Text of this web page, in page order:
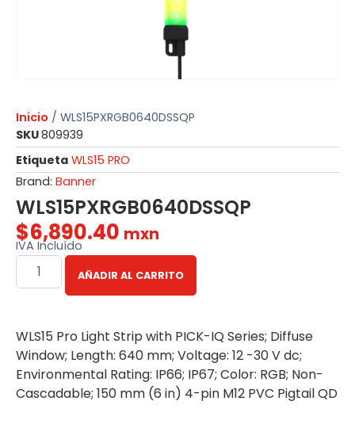
Inicio / WLS15PXRGB0640DSSQP
SKU809939
Etiqueta WLS15 PRO
Brand: Banner
WLS15PXRGB0640DSSQP
$6,890.40 mxn
IVA Incluído
AÑADIR AL CARRITO
WLS15 Pro Light Strip with PICK-IQ Series; Diffuse
Window; Length: 640 mm; Voltage: 12 -30 V dc;
Environmental Rating: IP66; IP67; Color: RGB; Non-
Cascadable; 150 mm (6 in) 4-pin M12 PVC Pigtail QD